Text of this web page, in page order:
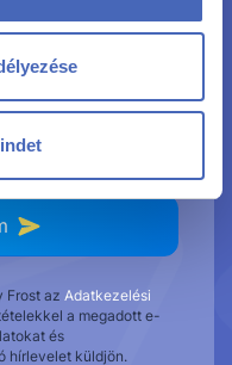
Frost az Adatkezelési
a megadott e-
és
hírlevelet küldjön.